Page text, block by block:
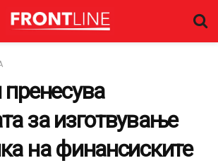
за изготвување
на финансиските